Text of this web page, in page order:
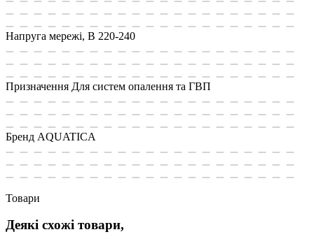
Напруга мережі, В 220-240
Призначення Для систем опалення та ГВП
Бренд AQUATICA
Товари
Деякі схожі товари,